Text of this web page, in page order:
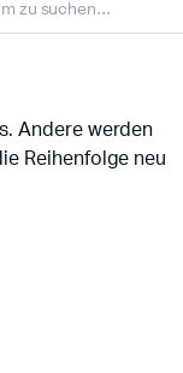
Andere werden
Reihenfolge neu